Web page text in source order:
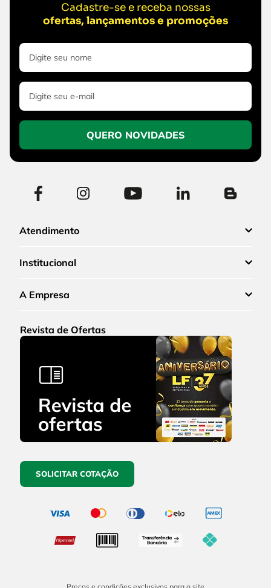
Cadastre-se e receba nossas
ofertas, lançamentos e promoções
QUERO NOVIDADES
Atendimento
Institucional
A Empresa
Revista de Ofertas
SOLICITAR COTAÇÃO